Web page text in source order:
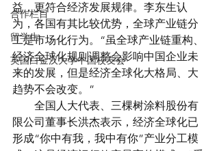
合作栏目
留学生
英国白金汉大学中国校友会
益，更符合经济发展规律。李东生认
为，各国有其比较优势，全球产业链分
工是市场化行为。“虽全球产业链重构、
经济全球化规则调整会影响中国企业未
来的发展，但是经济全球化大格局、大
趋势不会改变。”
全国人大代表、三棵树涂料股份有
限公司董事长洪杰表示，经济全球化已
形成“你中有我，我中有你”产业分工模